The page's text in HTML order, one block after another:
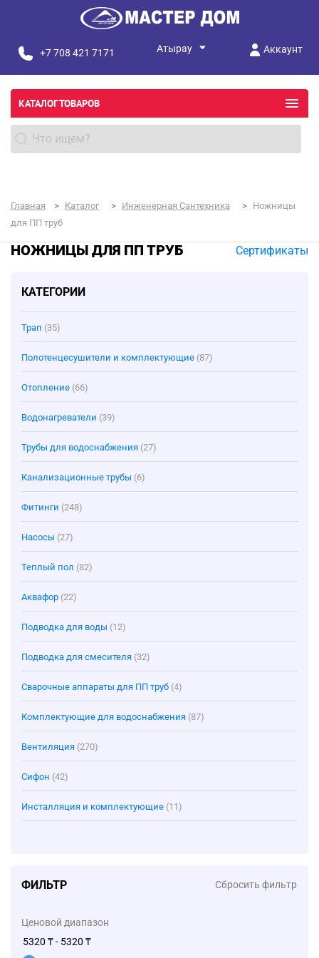
+7 708 421 7171 Аккаунт
КАТАЛОГ ТОВАРОВ
Главная Каталог Инженерная Сантехника
Ножницы
для ПП труб
НОЖНИЦЫ ДЛЯ ПП ТРУБ Сертификаты
КАТЕГОРИИ
Трап (35)
Полотенцесушители и комплектующие (87)
Отопление (66)
Водонагреватели (39)
Трубы для водоснабжения (27)
Канализационные трубы (6)
Фитинги (248)
Насосы (27)
Теплый пол (82)
Аквафор (22)
Подводка для воды (12)
Подводка для смесителя (32)
Сварочные аппараты для ПП труб (4)
Комплектующие для водоснабжения (87)
Вентиляция (270)
Сифон (42)
Инсталляция и комплектующие (11)
ФИЛЬТР Сбросить фильтр
Ценовой диапазон